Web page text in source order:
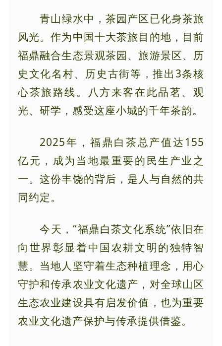
青山绿水中，茶园产区已化身茶旅
风光。作为中国十大茶旅目的地，目前
福鼎融合生态景观茶园、旅游景区、历
史文化名村、历史古街等，推出3条核
心茶旅路线。八方来客在此品茗、观
光、研学，感受这座小城的千年茶韵。
2025年，福鼎白茶总产值达155
亿元，成为当地最重要的民生产业之
一。这份丰饶的背后，是人与自然的共
同约定。
今天，“福鼎白茶文化系统”依旧在
向世界彰显着中国农耕文明的独特智
慧。当地人坚守着生态种植理念，用心
守护和传承农业文化遗产，对全球山区
生态农业建设具有启发价值，也为重要
农业文化遗产保护与传承提供借鉴。